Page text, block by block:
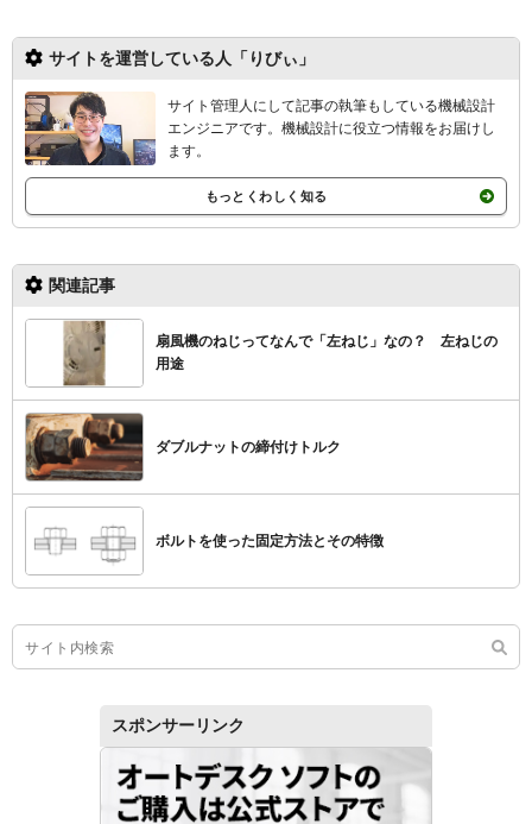
関連記事
扇風機のねじってなんで「左ねじ」なの？ 左ねじの
用途
ダブルナットの締付けトルク
ボルトを使った固定方法とその特徴
サイトを運営している人「りびぃ」
サイト管理人にして記事の執筆もしている機械設計
エンジニアです。機械設計に役立つ情報をお届けし
ます。
もっとくわしく知る
スポンサーリンク